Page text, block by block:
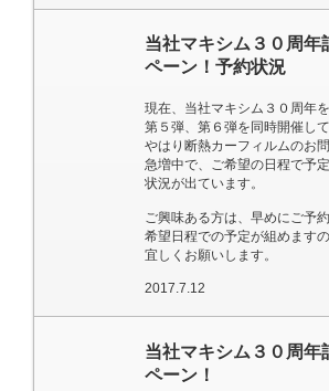
当社マキシム３０周年
ペーン！予約状況
現在、当社マキシム３０周年を記念した
第５弾、第６弾を同時開催し
やはり断熱カーフィルムのお問い
急増中で、ご希望の日程で予
状況が出ています。
ご興味ある方は、早めにご予
希望日程での予定が組めます
宜しくお願いします。
2017.7.12
当社マキシム３０周年
ペーン！